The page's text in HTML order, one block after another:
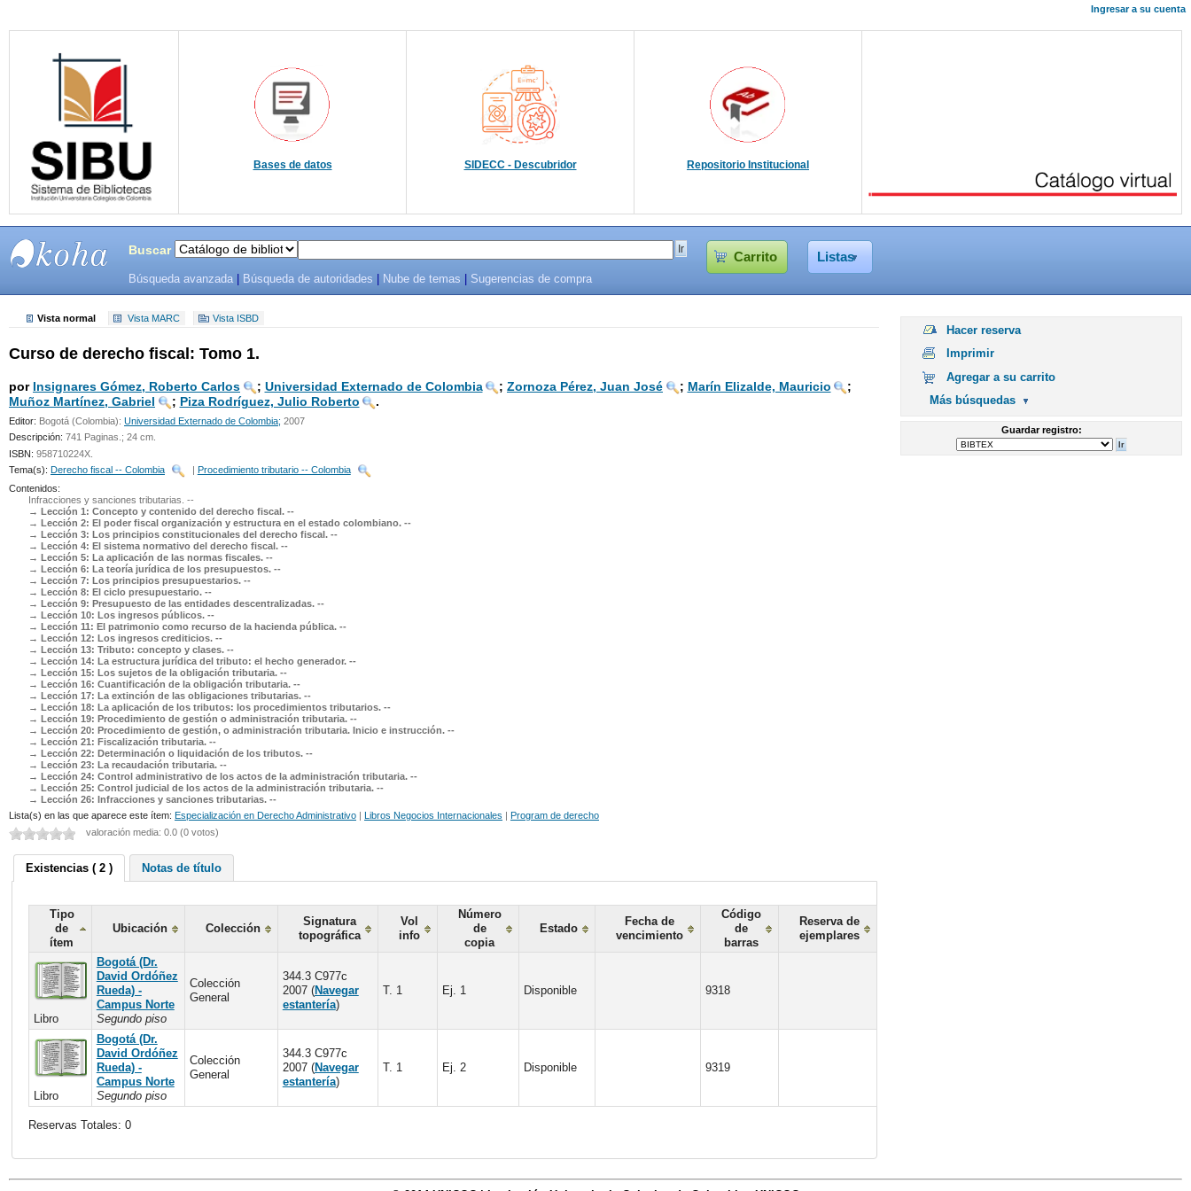
Ingresar a su cuenta
Bases de datos SIDECC - Descubridor Repositorio Institucional
SISTEMAS
DE
BIBLIOTECAS
UNICOC
Buscar Carrito Listas
Búsqueda avanzada Búsqueda de autoridades Nube de temas Sugerencias de compra
Vista normal Vista MARC Vista ISBD
Curso de derecho fiscal: Tomo 1.
por Insignares Gómez, Roberto Carlos ; Universidad Externado de Colombia ; Zornoza Pérez, Juan José ; Marín Elizalde, Mauricio
;
Muñoz Martínez, Gabriel
; Piza Rodríguez, Julio Roberto .
Editor: Bogotá (Colombia): Universidad Externado de Colombia; 2007
Descripción: 741 Paginas.; 24 cm
ISBN: 958710224X.
Tema(s): Derecho fiscal -- Colombia
Procedimiento tributario -- Colombia
Contenidos:
Infracciones y sanciones tributarias. --
Lección 1: Concepto y contenido del derecho fiscal. --
Lección 2: El poder fiscal organización y estructura en el estado colombiano. --
Lección 3: Los principios constitucionales del derecho fiscal. --
Lección 4: El sistema normativo del derecho fiscal. --
Lección 5: La aplicación de las normas fiscales. --
Lección 6: La teoría jurídica de los presupuestos. --
Lección 7: Los principios presupuestarios. --
Lección 8: El ciclo presupuestario. --
Lección 9: Presupuesto de las entidades descentralizadas. --
Lección 10: Los ingresos públicos. --
Lección 11: El patrimonio como recurso de la hacienda pública. --
Lección 12: Los ingresos crediticios. --
Lección 13: Tributo: concepto y clases. --
Lección 14: La estructura jurídica del tributo: el hecho generador. --
Lección 15: Los sujetos de la obligación tributaria. --
Lección 16: Cuantificación de la obligación tributaria. --
Lección 17: La extinción de las obligaciones tributarias. --
Lección 18: La aplicación de los tributos: los procedimientos tributarios. --
Lección 19: Procedimiento de gestión o administración tributaria. --
Lección 20: Procedimiento de gestión, o administración tributaria. Inicio e instrucción. --
Lección 21: Fiscalización tributaria. --
Lección 22: Determinación o liquidación de los tributos. --
Lección 23: La recaudación tributaria. --
Lección 24: Control administrativo de los actos de la administración tributaria. --
Lección 25: Control judicial de los actos de la administración tributaria. --
Lección 26: Infracciones y sanciones tributarias. --
Lista(s) en las que aparece este ítem: Especialización en Derecho Administrativo Libros Negocios Internacionales
Program de derecho
valoración media: 0.0 (0 votos)
Existencias ( 2 ) Notas de título
Tipo
de
ítem
Ubicación Colección
Signatura
topográfica
Vol
info
Número
de
copia
Estado
Fecha de
vencimiento
Código
de
barras
Reserva de
ejemplares
Libro
Bogotá (Dr.
David Ordóñez
Rueda) -
Campus Norte
Segundo piso
Colección
General
344.3 C977c
2007 (Navegar
estantería)
T. 1 Ej. 1 Disponible 9318
Libro
Bogotá (Dr.
David Ordóñez
Rueda) -
Campus Norte
Segundo piso
Colección
General
344.3 C977c
2007 (Navegar
estantería)
T. 1 Ej. 2 Disponible 9319
Reservas Totales: 0
Hacer reserva
Imprimir
Agregar a su carrito
Más búsquedas
Guardar registro: